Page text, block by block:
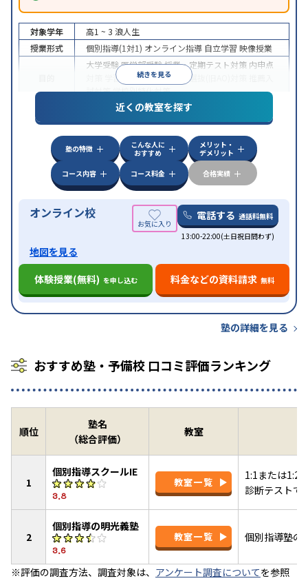
続きを見る
対象学年 高1 ~ 3 浪人生
授業形式
個別指導(1対1) オンライン指導 自立学習 映像授業
大学受験医学部受験授業・定期テスト対策 内申点
学習習慣の定着 総合型選抜(旧AO)対策
試対策学校別特化対策
特徴
中高一貫校生に対応授業の振替可能
学習にPC・タブレットを利用オンライン対応1
科目から受講可能
近くの教室を探す
塾の特徴
こんな人に
おすすめ
メリット・
デメリット
コース内容
コース料金 合格実績
オンライン校 電話する 通話料無料
13:00-22:00(土日祝日問わず)
地図を見る
体験授業(無料) を申し込む 料金などの資料請求 無料
塾の詳細を見る
おすすめ塾・予備校 口コミ評価ランキング
順位
塾名
（総合評価）
教室
1
個別指導スクールIE
3.8
教室一覧
1:1または1:2
診断テストで
2
個別指導の明光義塾
3.6
教室一覧 個別指導塾の
※評価の調査方法、調査対象は、 アンケート調査についてを参照